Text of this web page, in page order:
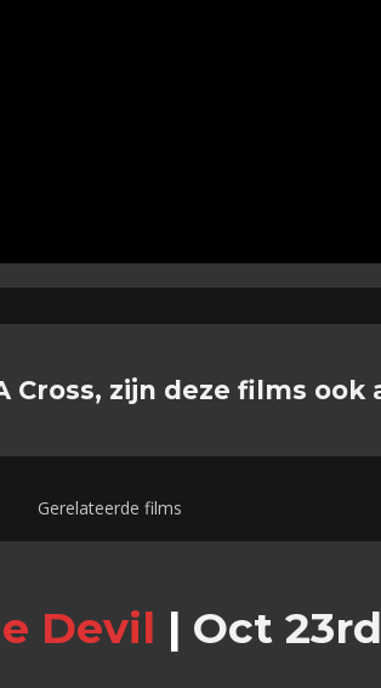
Cross, zijn deze films ook
Gerelateerde films
Devil | Oct